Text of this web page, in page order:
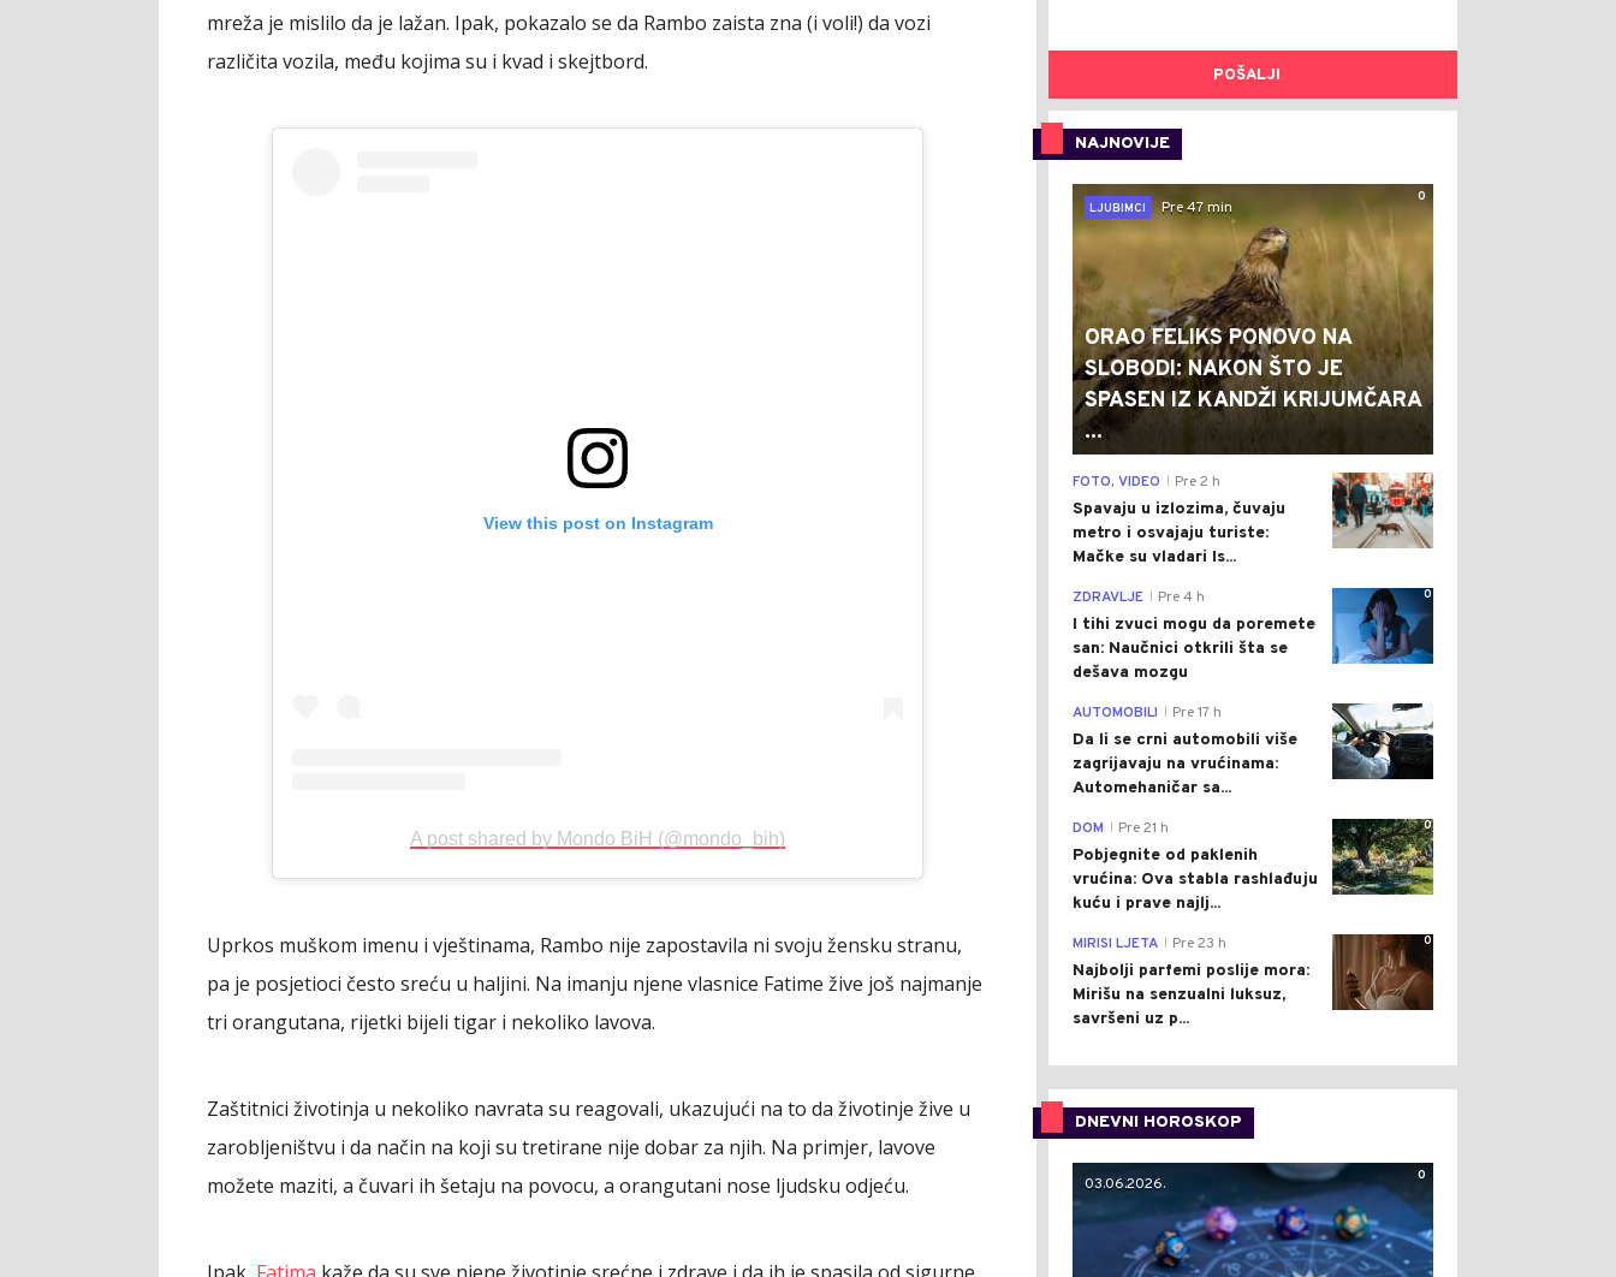
mreža je mislilo da je lažan. Ipak, pokazalo se da Rambo zaista zna (i voli!) da vozi
različita vozila, među kojima su i kvad i skejtbord.
View this post on Instagram
A post shared by Mondo BiH (@mondo_bih)
Uprkos muškom imenu i vještinama, Rambo nije zapostavila ni svoju žensku stranu,
pa je posjetioci često sreću u haljini. Na imanju njene vlasnice Fatime žive još najmanje
tri orangutana, rijetki bijeli tigar i nekoliko lavova.
Zaštitnici životinja u nekoliko navrata su reagovali, ukazujući na to da životinje žive u
zarobljeništvu i da način na koji su tretirane nije dobar za njih. Na primjer, lavove
možete maziti, a čuvari ih šetaju na povocu, a orangutani nose ljudsku odjeću.
POŠALJI
NAJNOVIJE
0
LJUBIMCI
Pre 47 min
ORAO FELIKS PONOVO NA
SLOBODI: NAKON ŠTO JE
SPASEN IZ KANDŽI KRIJUMČARA
...
0
FOTO, VIDEO Pre 2 h
Spavaju u izlozima, čuvaju
metro i osvajaju turiste:
Mačke su vladari Is...
0
ZDRAVLJE Pre 4 h
I tihi zvuci mogu da poremete
san: Naučnici otkrili šta se
dešava mozgu
0
AUTOMOBILI Pre 17 h
Da li se crni automobili više
zagrijavaju na vrućinama:
Automehaničar sa...
0
DOM Pre 21 h
Pobjegnite od paklenih
vrućina: Ova stabla rashlađuju
kuću i prave najlj...
0
MIRISI LJETA Pre 23 h
Najbolji parfemi poslije mora:
Mirišu na senzualni luksuz,
savršeni uz p...
DNEVNI HOROSKOP
0
03.06.2026.